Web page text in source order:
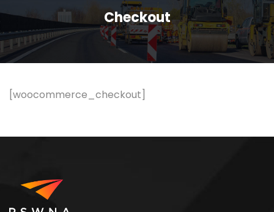
Checkout
[woocommerce_checkout]